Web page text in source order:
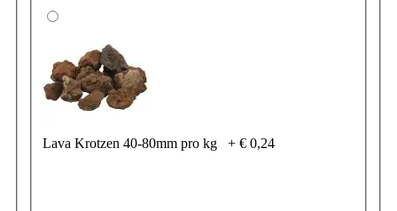
Lava Krotzen 40-80mm pro kg + € 0,24